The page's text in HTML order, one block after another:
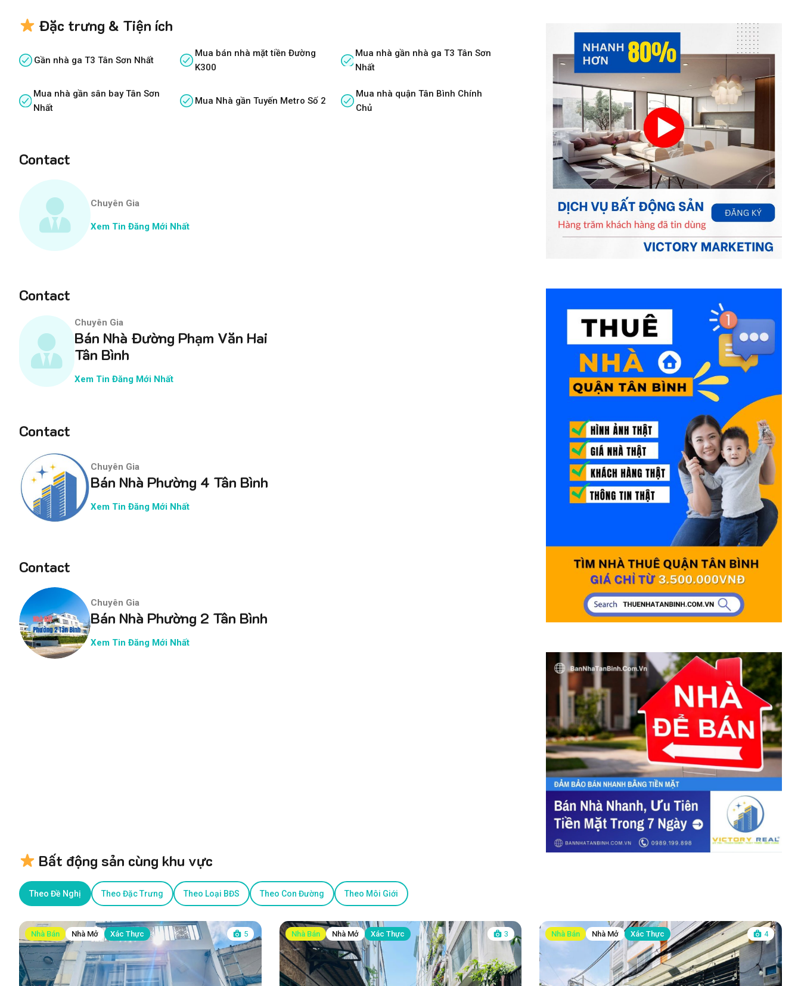
Đặc trưng & Tiện ích
Gần nhà ga T3 Tân Sơn Nhất
Mua bán nhà mặt tiền Đường
K300
Mua nhà gần nhà ga T3 Tân Sơn
Nhất
Mua nhà gần sân bay Tân Sơn
Nhất
Mua Nhà gần Tuyến Metro Số 2
Mua nhà quận Tân Bình Chính
Chủ
Contact
Chuyên Gia
Xem Tin Đăng Mới Nhất
Contact
Chuyên Gia
Bán Nhà Đường Phạm Văn Hai
Tân Bình
Xem Tin Đăng Mới Nhất
Contact
Chuyên Gia
Bán Nhà Phường 4 Tân Bình
Xem Tin Đăng Mới Nhất
Contact
Chuyên Gia
Bán Nhà Phường 2 Tân Bình
Xem Tin Đăng Mới Nhất
Bất động sản cùng khu vực
Theo Đề Nghị Theo Đặc Trưng Theo Loại BĐS Theo Con Đường Theo Môi Giới
Nhà Bán Nhà Mở Xác Thực 5 Nhà Bán Nhà Mở Xác Thực 3 Nhà Bán Nhà Mở Xác Thực 4